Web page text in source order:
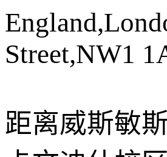
Street,NW1
距离威斯敏